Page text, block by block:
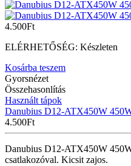
4.500Ft
ELÉRHETŐSÉG: Készleten
Kosárba teszem
Gyorsnézet
Összehasonlítás
Használt tápok
Danubius D12-ATX450W
4.500Ft
Danubius D12-ATX450W
csatlakozóval. Kicsit zajos.